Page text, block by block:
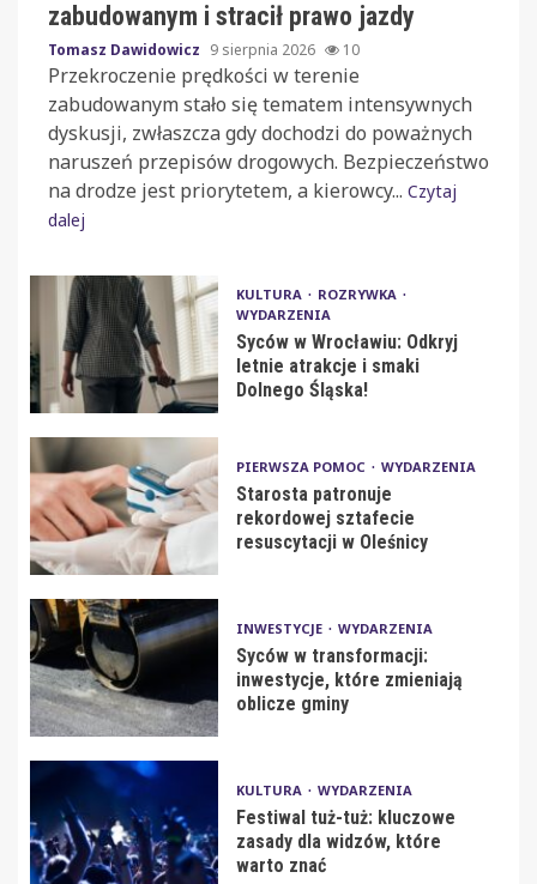
zabudowanym i stracił prawo jazdy
Tomasz Dawidowicz 9 sierpnia 2026 10
Przekroczenie prędkości w terenie
zabudowanym stało się tematem intensywnych
dyskusji, zwłaszcza gdy dochodzi do poważnych
naruszeń przepisów drogowych. Bezpieczeństwo
na drodze jest priorytetem, a kierowcy... Czytaj
dalej
KULTURA
ROZRYWKA
WYDARZENIA
Syców w Wrocławiu: Odkryj
letnie atrakcje i smaki
Dolnego Śląska!
PIERWSZA POMOC WYDARZENIA
Starosta patronuje
rekordowej sztafecie
resuscytacji w Oleśnicy
INWESTYCJE WYDARZENIA
Syców w transformacji:
inwestycje, które zmieniają
oblicze gminy
KULTURA WYDARZENIA
Festiwal tuż-tuż: kluczowe
zasady dla widzów, które
warto znać